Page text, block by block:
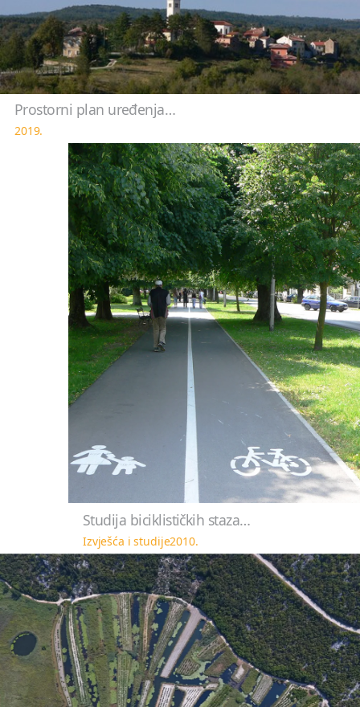
Prostorni plan uređenja…
2019.
Studija biciklističkih staza…
Izvješća i studije2010.